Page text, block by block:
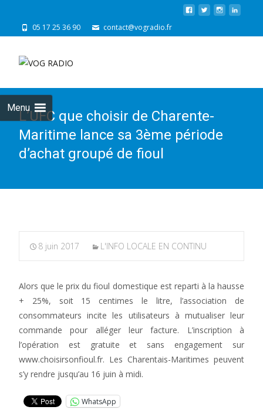
05 17 25 36 90 contact@vogradio.fr
Menu
L’UFC que choisir de Charente-
Maritime lance sa 3ème période
d’achat groupé de fioul
8 juin 2017 L'INFO LOCALE EN CONTINU
Alors que le prix du fioul domestique est reparti à la hausse
+ 25%, soit 15 centimes le litre, l’association de
consommateurs incite les utilisateurs à mutualiser leur
commande pour alléger leur facture. L’inscription à
l’opération est gratuite et sans engagement sur
www.choisirsonfioul.fr. Les Charentais-Maritimes peuvent
s’y rendre jusqu’au 16 juin à midi.
WhatsApp